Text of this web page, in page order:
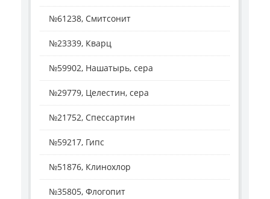
№61238, Смитсонит
№23339, Кварц
№59902, Нашатырь, сера
№29779, Целестин, сера
№21752, Спессартин
№59217, Гипс
№51876, Клинохлор
№35805, Флогопит